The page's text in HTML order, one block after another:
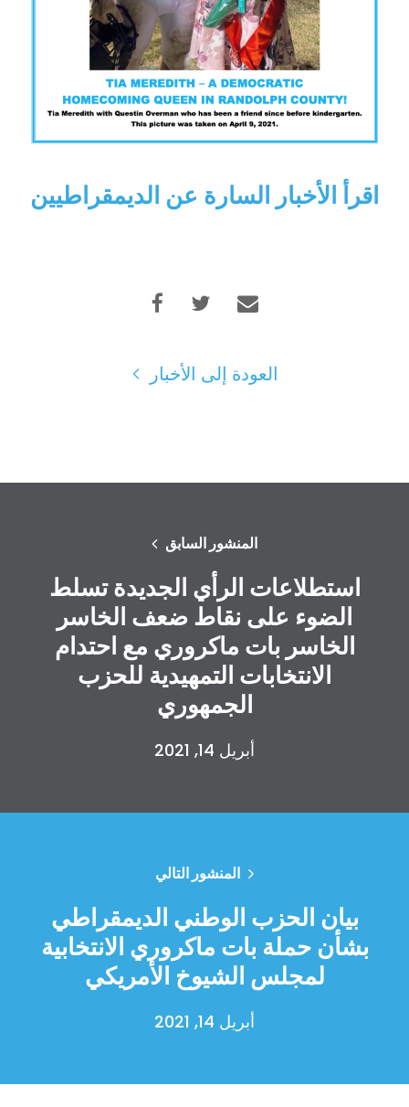
الصحافة
الإجراء
Vote
تبرع
اقرأ الأخبار السارة عن الديمقراطيين
العودة إلى الأخبار
المنشور السابق
استطلاعات الرأي الجديدة تسلط
الضوء على نقاط ضعف الخاسر
الخاسر بات ماكروري مع احتدام
الانتخابات التمهيدية للحزب
الجمهوري
أبريل 14, 2021
المنشور التالي
بيان الحزب الوطني الديمقراطي
بشأن حملة بات ماكروري الانتخابية
لمجلس الشيوخ الأمريكي
أبريل 14, 2021